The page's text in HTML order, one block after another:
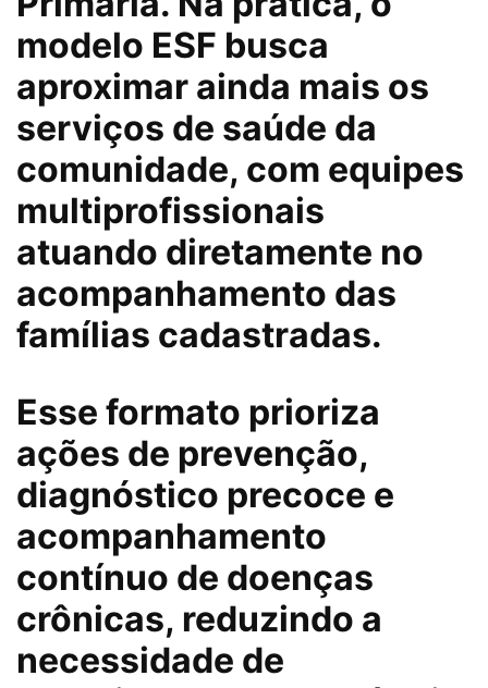
modelo ESF busca
aproximar ainda mais os
serviços de saúde da
comunidade, com equipes
multiprofissionais
atuando diretamente no
acompanhamento das
famílias cadastradas.
Esse formato prioriza
ações de prevenção,
diagnóstico precoce e
acompanhamento
contínuo de doenças
crônicas, reduzindo a
necessidade de